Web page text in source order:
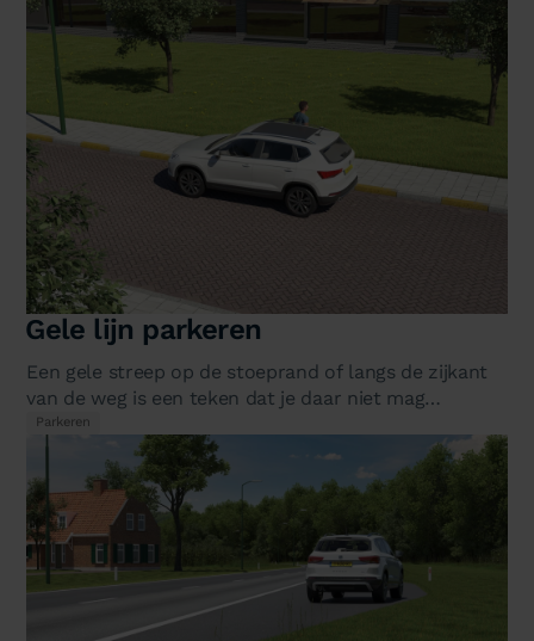
Gele lijn parkeren
Een gele streep op de stoeprand of langs de zijkant
van de weg is een teken dat je daar niet mag
parkeren. Maar er zit een…
Parkeren